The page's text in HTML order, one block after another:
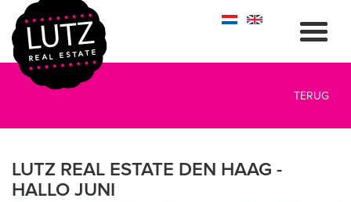
TERUG
LUTZ REAL ESTATE DEN HAAG -
HALLO JUNI